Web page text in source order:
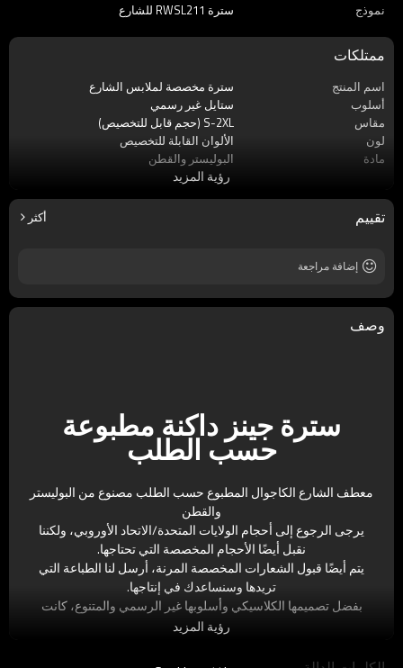
نموذج سترة RWSL211 للشارع
ممتلكات
اسم المنتج
سترة مخصصة لملابس الشارع
أسلوب
ستايل غير رسمي
مقاس
S-2XL (حجم قابل للتخصيص)
لون
الألوان القابلة للتخصيص
مادة
البوليستر والقطن
لا أحد
رؤية المزيد
تقييم أكثر
إضافة مراجعة
وصف
سترة جينز داكنة مطبوعة
حسب الطلب
معطف الشارع الكاجوال المطبوع حسب الطلب مصنوع من البوليستر
والقطن
يرجى الرجوع إلى أحجام الولايات المتحدة/الاتحاد الأوروبي، ولكننا
نقبل أيضًا الأحجام المخصصة التي تحتاجها.
يتم أيضًا قبول الشعارات المخصصة المرنة، أرسل لنا الطباعة التي
تريدها وسنساعدك في إنتاجها.
بفضل تصميمها الكلاسيكي وأسلوبها غير الرسمي والمتنوع، كانت
سترة البيسبول المفضلة لدى عالم الموضة لفترة طويلة. سواء كانت
بسهولة، مما يُظهر ذوقًا وأسلوبًا فريدًا. في الوقت نفسه، تتميز بأقمشة
رؤية المزيد